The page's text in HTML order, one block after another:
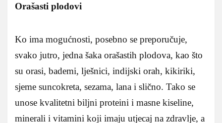
Orašasti plodovi
Ko ima mogućnosti, posebno se preporučuje,
svako jutro, jedna šaka orašastih plodova, kao što
su orasi, bademi, lješnici, indijski orah, kikiriki,
sjeme suncokreta, sezama, lana i slično. Tako se
unose kvalitetni biljni proteini i masne kiseline,
minerali i vitamini koji imaju utjecaj na zdravlje, a